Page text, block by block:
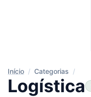
Início / Categorias /
Logística